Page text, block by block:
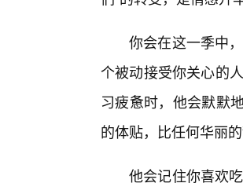
你会在这一季中
个被动接受你关心的
习疲惫时，他会默默
的体贴，比任何华丽
他会记住你喜欢